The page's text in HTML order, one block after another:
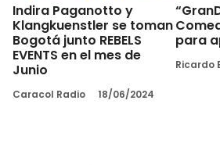
Indira Paganotto y
Klangkuenstler se toman
Bogotá junto REBELS
EVENTS en el mes de
Junio
Caracol Radio 18/06/2024
para
Ricardo